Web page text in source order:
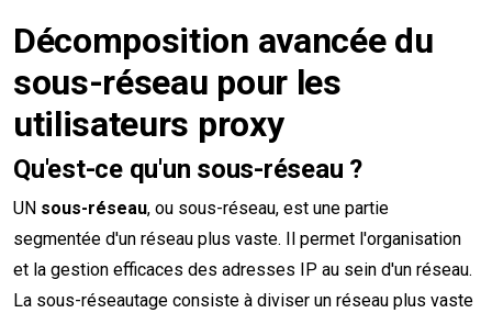
Décomposition avancée du
sous-réseau pour les
utilisateurs proxy
Qu'est-ce qu'un sous-réseau ?
UN sous-réseau, ou sous-réseau, est une partie
segmentée d'un réseau plus vaste. Il permet l'organisation
et la gestion efficaces des adresses IP au sein d'un réseau.
La sous-réseautage consiste à diviser un réseau plus vaste